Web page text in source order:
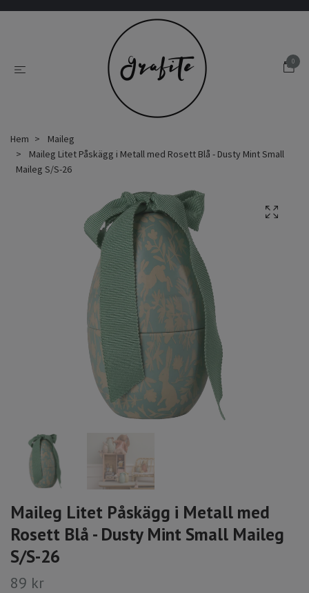
0
Hem
Maileg
Maileg Litet Påskägg i Metall med Rosett Blå - Dusty Mint Small
Maileg S/S-26
Maileg Litet Påskägg i Metall med
Rosett Blå - Dusty Mint Small Maileg
S/S-26
89 kr